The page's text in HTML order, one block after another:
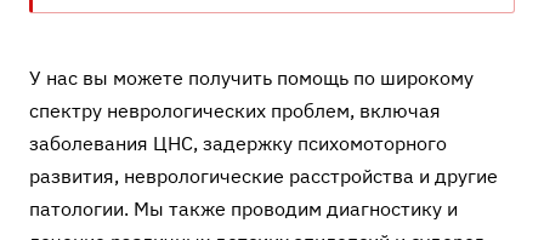
У нас вы можете получить помощь по широкому
спектру неврологических проблем, включая
заболевания ЦНС, задержку психомоторного
развития, неврологические расстройства и другие
патологии. Мы также проводим диагностику и